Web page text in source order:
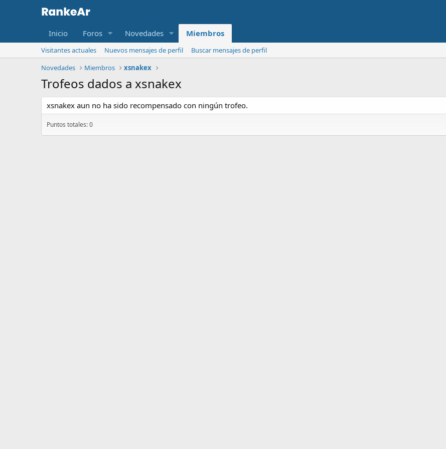
Inicio Foros Novedades Miembros
Visitantes actuales Nuevos mensajes de perfil
Buscar mensajes de perfil
Novedades
Miembros xsnakex
Trofeos dados a xsnakex
xsnakex aun no ha sido recompensado con ningún trofeo.
Puntos totales: 0